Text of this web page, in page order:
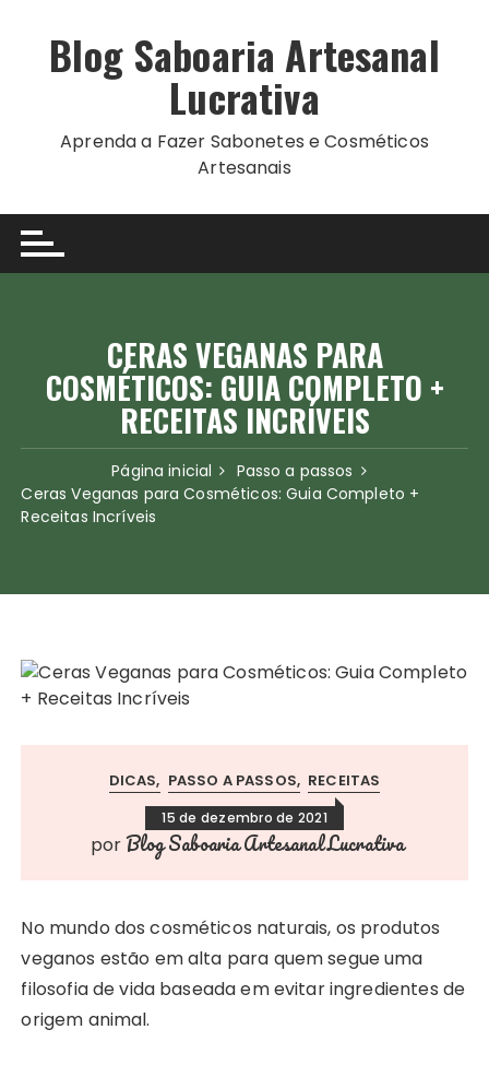
Blog Saboaria Artesanal
Lucrativa
Aprenda a Fazer Sabonetes e Cosméticos
Artesanais
CERAS VEGANAS PARA
COSMÉTICOS: GUIA COMPLETO +
RECEITAS INCRÍVEIS
Página inicial
Passo a passos
Ceras Veganas para Cosméticos: Guia Completo +
Receitas Incríveis
DICAS PASSO A PASSOS RECEITAS
15 de dezembro de 2021
por Blog Saboaria Artesanal Lucrativa
No mundo dos cosméticos naturais, os produtos
veganos estão em alta para quem segue uma
filosofia de vida baseada em evitar ingredientes de
origem animal.